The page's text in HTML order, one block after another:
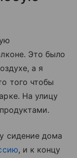
Это было
а я
того чтобы
На улицу
сидение дома
, и к концу